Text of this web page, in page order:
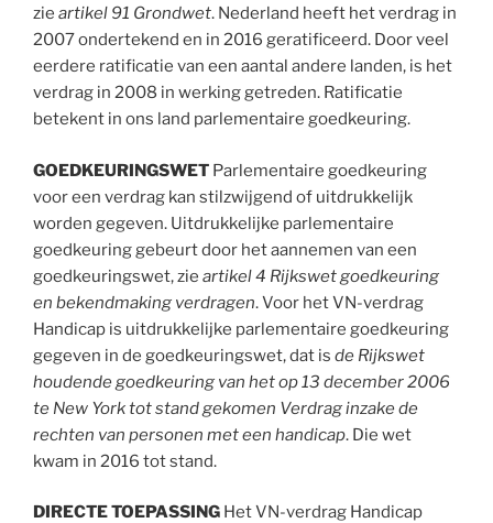
zie artikel 91 Grondwet. Nederland heeft het verdrag in
2007 ondertekend en in 2016 geratificeerd. Door veel
eerdere ratificatie van een aantal andere landen, is het
verdrag in 2008 in werking getreden. Ratificatie
betekent in ons land parlementaire goedkeuring.
GOEDKEURINGSWET Parlementaire goedkeuring
voor een verdrag kan stilzwijgend of uitdrukkelijk
worden gegeven. Uitdrukkelijke parlementaire
goedkeuring gebeurt door het aannemen van een
goedkeuringswet, zie artikel 4 Rijkswet goedkeuring
en bekendmaking verdragen. Voor het VN-verdrag
Handicap is uitdrukkelijke parlementaire goedkeuring
gegeven in de goedkeuringswet, dat is de Rijkswet
houdende goedkeuring van het op 13 december 2006
te New York tot stand gekomen Verdrag inzake de
rechten van personen met een handicap. Die wet
kwam in 2016 tot stand.
DIRECTE TOEPASSING Het VN-verdrag Handicap